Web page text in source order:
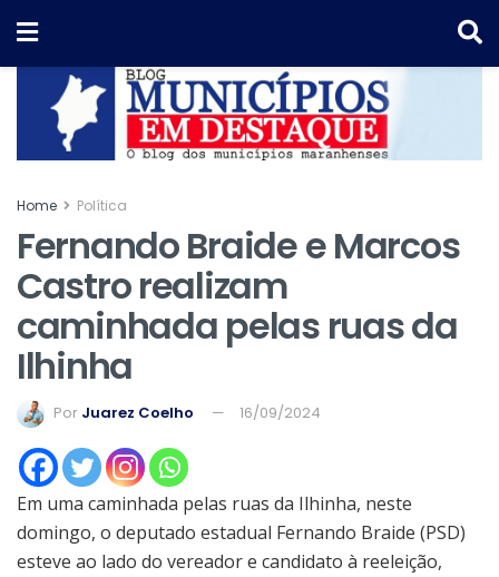
Home Política
Fernando Braide e Marcos
Castro realizam
caminhada pelas ruas da
Ilhinha
Por Juarez Coelho 16/09/2024
Em uma caminhada pelas ruas da Ilhinha, neste
domingo, o deputado estadual Fernando Braide (PSD)
esteve ao lado do vereador e candidato à reeleição,